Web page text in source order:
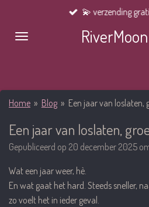
naar
💫 verzending
Home » Blog » Een jaar van loslaten,
Een jaar van loslaten,
Gepubliceerd op 20 december 2025
Wat een jaar weer, hè.
En wat gaat het hard. Steeds sneller,
zo voelt het in ieder geval.